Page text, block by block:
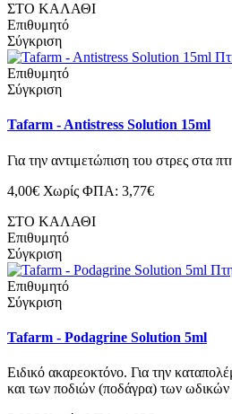
ΣΤΟ ΚΑΛΑΘΙ
Επιθυμητό
Σύγκριση
Επιθυμητό
Σύγκριση
Tafarm - Antistress Solution 15ml
Για την αντιμετώπιση του στρες στα
4,00€ Χωρίς ΦΠΑ: 3,77€
ΣΤΟ ΚΑΛΑΘΙ
Επιθυμητό
Σύγκριση
Επιθυμητό
Σύγκριση
Tafarm - Podagrine Solution 5ml
Ειδικό ακαρεοκτόνο. Για την
και των ποδιών (ποδάγρα) των ωδικών